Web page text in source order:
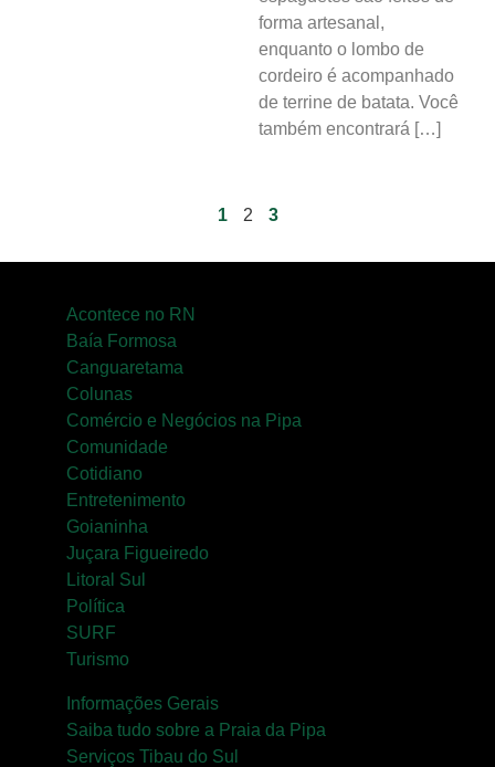
forma artesanal,
enquanto o lombo de
cordeiro é acompanhado
de terrine de batata. Você
também encontrará […]
1 2 3
Acontece no RN
Baía Formosa
Canguaretama
Colunas
Comércio e Negócios na Pipa
Comunidade
Cotidiano
Entretenimento
Goianinha
Juçara Figueiredo
Litoral Sul
Política
SURF
Turismo
Informações Gerais
Saiba tudo sobre a Praia da Pipa
Serviços Tibau do Sul